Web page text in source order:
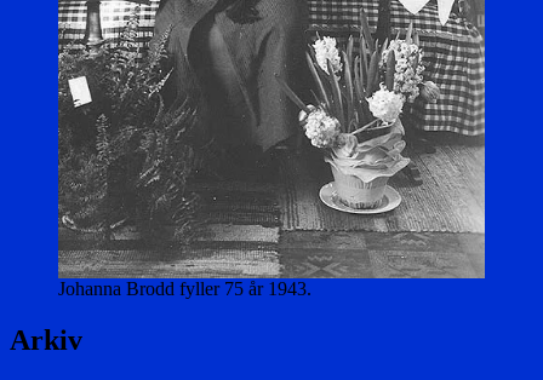
Johanna Brodd fyller 75 år 1943.
Arkiv